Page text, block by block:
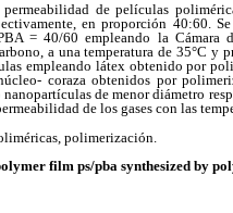
de películas
en proporción 40:60.
= 40/60 empleando la Cámara
a una temperatura de 35°C y
empleando látex obtenido por
coraza obtenidos por
de menor diámetro
de los gases con las
polimerización.
film ps/pba synthesized by